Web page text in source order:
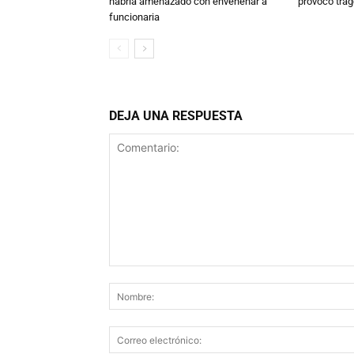
funcionaria
DEJA UNA RESPUESTA